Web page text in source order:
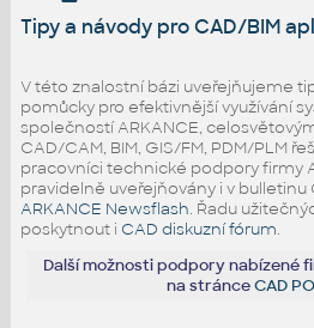
Tipy a návody pro CAD/BIM
V této znalostní bázi uveřejňujeme
pomůcky pro efektivnější využívání
společností ARKANCE,
CAD/CAM, BIM, GIS/FM, PDM/PLM
pracovníci technické podpory firmy
pravidelně uveřejňovány i v bulletinu
ARKANCE Newsflash. Řadu
poskytnout i CAD diskuzní fórum.
Další možnosti podpory nabízené
na stránceCAD